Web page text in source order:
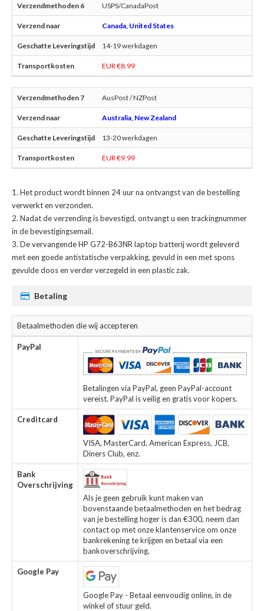
USPS/CanadaPost
Canada, United States
14-19 werkdagen
EUR €8.99
AusPost / NZPost
Australia, New Zealand
13-20 werkdagen
EUR €9.99
Het product wordt binnen 24 uur na ontvangst van de bestelling
verwerkt en verzonden.
Nadat de verzending is bevestigd, ontvangt u een trackingnummer
in de bevestigingsemail.
Devervangende HP G72-B63NR laptop batterijwordt geleverd
met een goede antistatische verpakking, gevuld in een met spons
gevulde doos en verder verzegeld in een plastic zak.
Betaling
Betaalmethoden die wij accepteren
PayPal
Betalingen via PayPal, geen PayPal-account
vereist. PayPal is veilig en gratis voor kopers.
Creditcard
VISA, MasterCard, American Express, JCB,
Diners Club, enz.
Bank
Overschrijving
Als je geen gebruik kunt maken van
bovenstaande betaalmethoden en het bedrag
van je bestelling hoger is dan €300, neem dan
contact op met onze klantenservice om onze
bankrekening te krijgen en betaal via een
bankoverschrijving.
Google Pay
Google Pay - Betaal eenvoudig online, in de
winkel of stuur geld.